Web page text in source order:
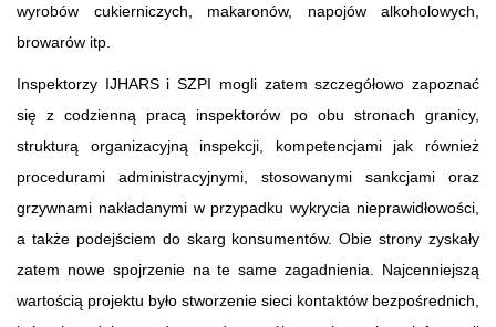
wyrobów cukierniczych, makaronów, napojów alkoholowych,
browarów itp.
Inspektorzy IJHARS i SZPI mogli zatem szczegółowo zapoznać
się z codzienną pracą inspektorów po obu stronach granicy,
strukturą organizacyjną inspekcji, kompetencjami jak również
procedurami administracyjnymi, stosowanymi sankcjami oraz
grzywnami nakładanymi w przypadku wykrycia nieprawidłowości,
a także podejściem do skarg konsumentów. Obie strony zyskały
zatem nowe spojrzenie na te same zagadnienia. Najcenniejszą
wartością projektu było stworzenie sieci kontaktów bezpośrednich,